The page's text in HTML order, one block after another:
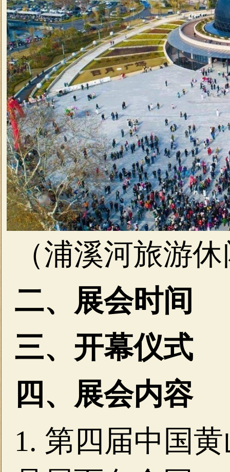
（浦溪河旅游
二、展会时间
三、开幕仪式
四、展会内容
1. 第四届中国